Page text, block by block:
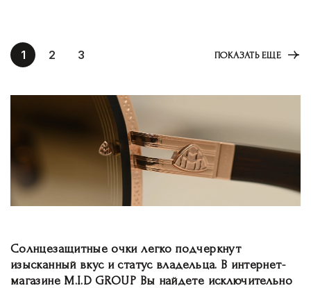
1 2 3 ПОКАЗАТЬ ЕЩЕ
Солнцезащитные очки легко подчеркнут
изысканный вкус и статус владельца. В интернет-
магазине M.I.D GROUP Вы найдете исключительно